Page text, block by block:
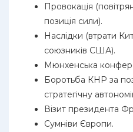
Провокація
позиція сили).
Наслідки (втрати
союзників США).
Мюнхенська
Боротьба КНР за
стратегічну
Візит президента
Сумніви Європи.